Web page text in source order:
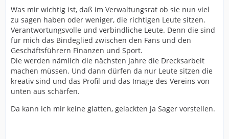
Was mir wichtig ist, daß im Verwaltungsrat ob sie nun viel
zu sagen haben oder weniger, die richtigen Leute sitzen.
Verantwortungsvolle und verbindliche Leute. Denn die sind
für mich das Bindeglied zwischen den Fans und den
Geschäftsführern Finanzen und Sport.
Die werden nämlich die nächsten Jahre die Drecksarbeit
machen müssen. Und dann dürfen da nur Leute sitzen die
kreativ sind und das Profil und das Image des Vereins von
unten aus schärfen.
Da kann ich mir keine glatten, gelackten ja Sager vorstellen.